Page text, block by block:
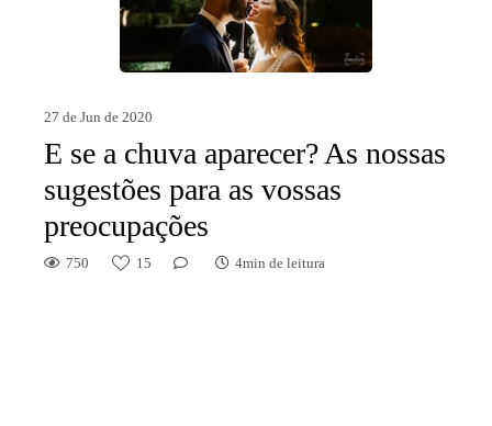
27 de Jun de 2020
E se a chuva aparecer? As nossas
sugestões para as vossas
preocupações
750 15 4min de leitura